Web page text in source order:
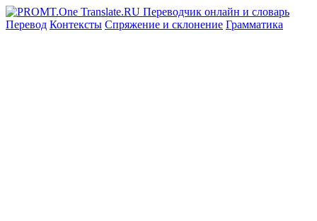
Перевод Контексты Спряжение и склонение Грамматика